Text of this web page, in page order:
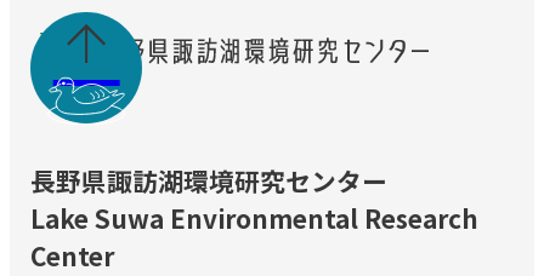

長野県諏訪湖環境研究センター
Lake Suwa Environmental Research
Center